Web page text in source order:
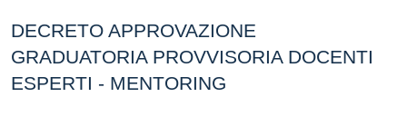
DECRETO APPROVAZIONE
GRADUATORIA PROVVISORIA DOCENTI
ESPERTI - MENTORING